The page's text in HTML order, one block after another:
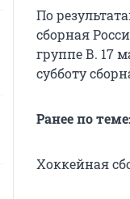
По
сборная
группе В. 17
субботу
Ранее по теме:
Хоккейная